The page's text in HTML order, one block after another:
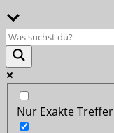
Nur Exakte Treffer